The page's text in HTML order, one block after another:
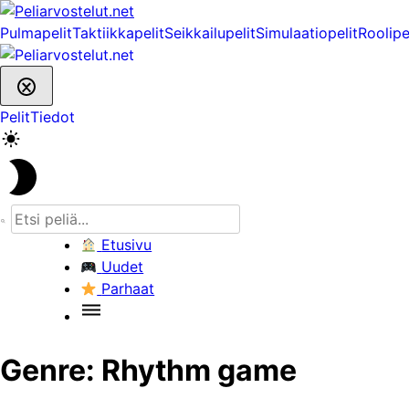
Skip
to
content
PulmapelitTaktiikkapelitSeikkailupelitSimulaatiopelit
PelitTiedot
Etusivu
Uudet
Parhaat
Genre: Rhythm game